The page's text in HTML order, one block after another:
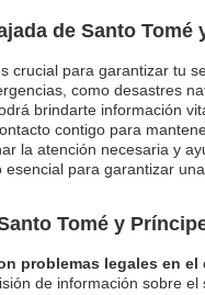
de Santo Tomé
crucial para garantizar tu
como desastres
brindarte información
contigo para
la atención necesaria y
para garantizar
Tomé y
problemas legales en el
de información sobre el